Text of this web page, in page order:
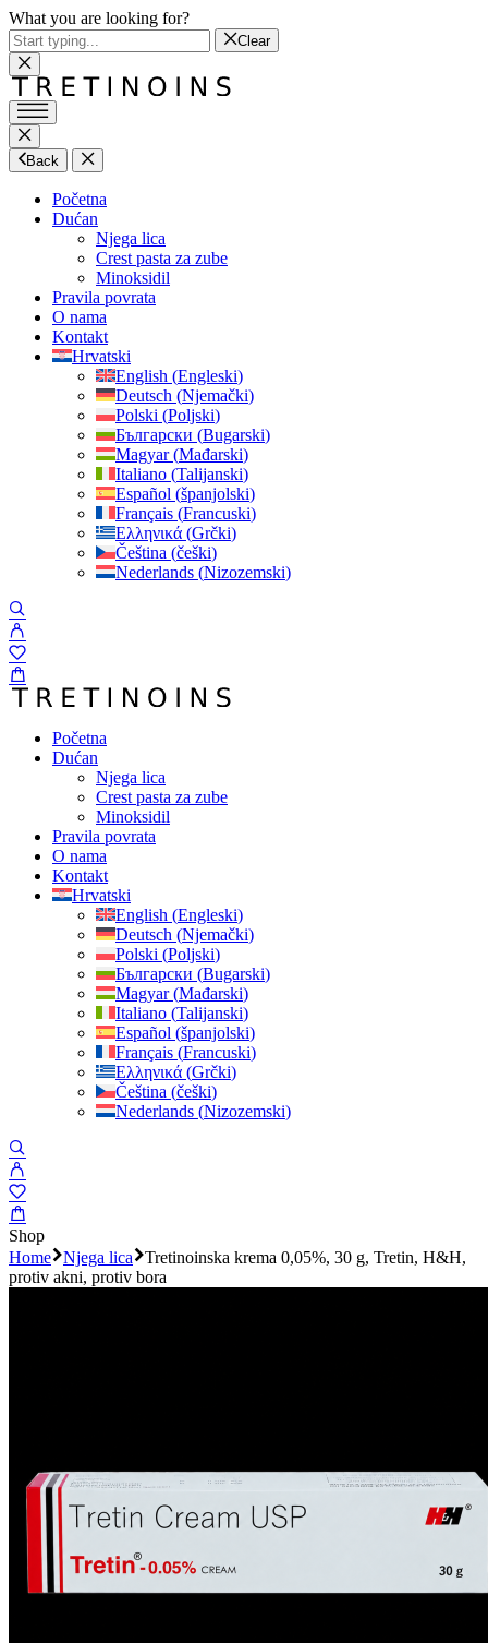
What you are looking for?
Clear
Back
Početna
Dućan
Njega lica
Crest pasta za zube
Minoksidil
Pravila povrata
O nama
Kontakt
Hrvatski
English (Engleski)
Deutsch (Njemački)
Polski (Poljski)
Български (Bugarski)
Magyar(Mađarski)
Italiano (Talijanski)
Español (španjolski)
Français (Francuski)
Ελληνικά (Grčki)
Čeština (češki)
Nederlands (Nizozemski)
Početna
Dućan
Njega lica
Crest pasta za zube
Minoksidil
Pravila povrata
O nama
Kontakt
Hrvatski
English (Engleski)
Deutsch (Njemački)
Polski (Poljski)
Български (Bugarski)
Magyar(Mađarski)
Italiano (Talijanski)
Español (španjolski)
Français (Francuski)
Ελληνικά (Grčki)
Čeština (češki)
Nederlands (Nizozemski)
Shop
Home
Njega lica
Tretinoinska krema 0,05%, 30 g, Tretin, H&H,
protiv akni, protiv bora